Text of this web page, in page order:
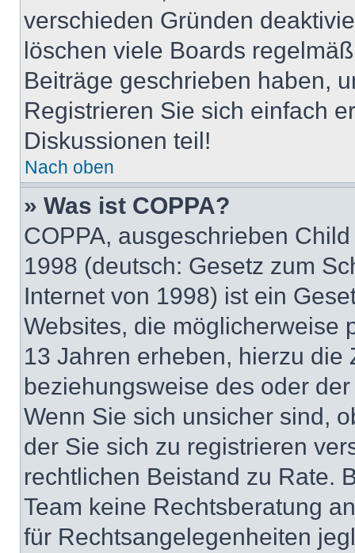
verschieden Gründen
löschen viele Boards
Beiträge geschrieben haben,
Registrieren Sie sich einfach
Diskussionen teil!
Nach oben
» Was ist COPPA?
COPPA, ausgeschrieben
1998 (deutsch: Gesetz zum
Internet von 1998) ist ein
Websites, die möglicherweise
13 Jahren erheben, hierzu die
beziehungsweise des oder
Wenn Sie sich unsicher sind,
der Sie sich zu registrieren
rechtlichen Beistand zu Rate.
Team keine Rechtsberatung
für Rechtsangelegenheiten